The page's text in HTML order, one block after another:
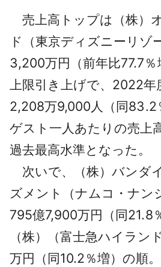
売上高トップは（株）
ド（東京ディズニーリゾ
3,200万円（前年比77.7％
上限引き上げで、2022
2,208万9,000人（同83.2
ゲスト一人あたりの売上
過去最高水準となった。
次いで、（株）バンダ
ズメント（ナムコ・ナン
795億7,900万円（同21.8
（株）（富士急ハイラン
万円（同10.2％増）の順。